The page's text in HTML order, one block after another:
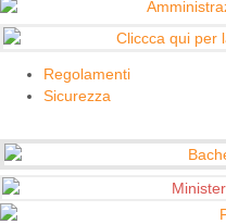
Regolamenti
Sicurezza